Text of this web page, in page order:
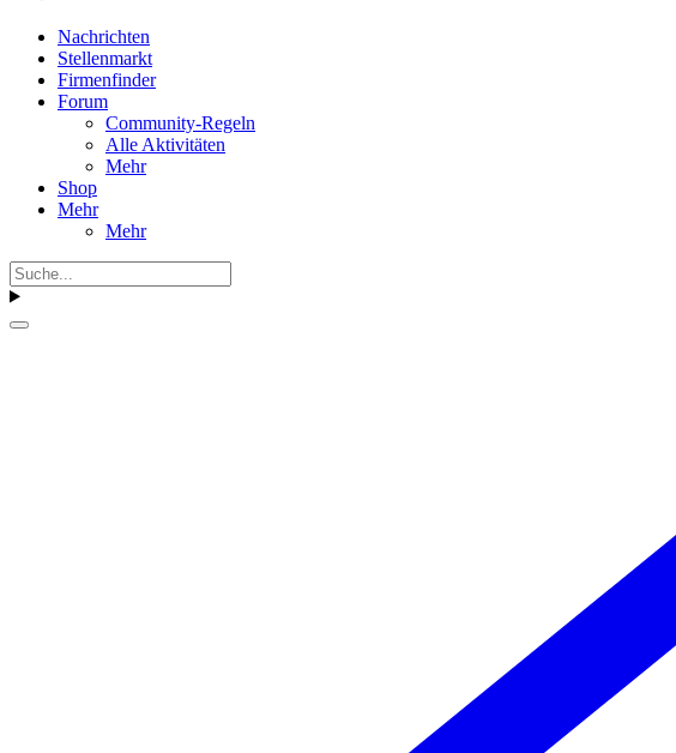
Nachrichten
Stellenmarkt
Firmenfinder
Forum
Community-Regeln
Alle Aktivitäten
Mehr
Shop
Mehr
Mehr